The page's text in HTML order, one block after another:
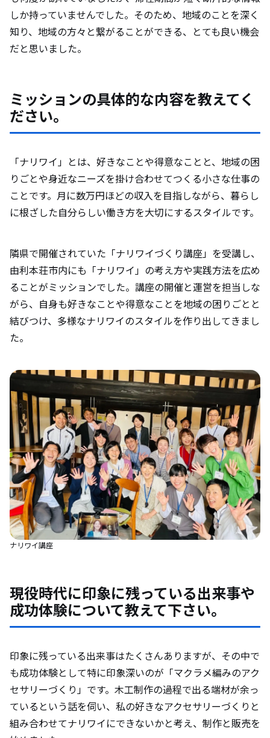
今後地域おこし協力隊を目指す人にアドバ
イスをお願いします。
しか持っていませんでした。そのため、地域のことを深く
知り、地域の方々と繋がることができる、とても良い機会
だと思いました。
ミッションの具体的な内容を教えてく
ださい。
「ナリワイ」とは、好きなことや得意なことと、地域の困
りごとや身近なニーズを掛け合わせてつくる小さな仕事の
ことです。月に数万円ほどの収入を目指しながら、暮らし
に根ざした自分らしい働き方を大切にするスタイルです。
隣県で開催されていた「ナリワイづくり講座」を受講し、
由利本荘市内にも「ナリワイ」の考え方や実践方法を広め
ることがミッションでした。講座の開催と運営を担当しな
がら、自身も好きなことや得意なことを地域の困りごとと
結びつけ、多様なナリワイのスタイルを作り出してきまし
た。
ナリワイ講座
現役時代に印象に残っている出来事や
成功体験について教えて下さい。
印象に残っている出来事はたくさんありますが、その中で
も成功体験として特に印象深いのが「マクラメ編みのアク
セサリーづくり」です。木工制作の過程で出る端材が余っ
ているという話を伺い、私の好きなアクセサリーづくりと
組み合わせてナリワイにできないかと考え、制作と販売を